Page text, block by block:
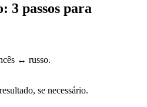
3 passos para
↔ russo.
se necessário.